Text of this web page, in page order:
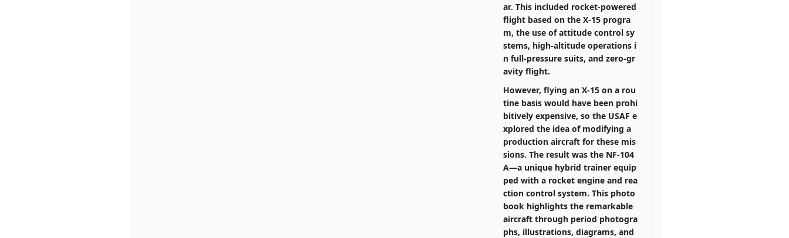
ar. This included rocket-powered
flight based on the X-15 progra
m, the use of attitude control sy
stems, high-altitude operations i
n full-pressure suits, and zero-gr
avity flight.
However, flying an X-15 on a rou
tine basis would have been prohi
bitively expensive, so the USAF e
xplored the idea of modifying a
production aircraft for these mis
sions. The result was the NF-104
A—a unique hybrid trainer equip
ped with a rocket engine and rea
ction control system. This photo
book highlights the remarkable
aircraft through period photogra
phs, illustrations, diagrams, and